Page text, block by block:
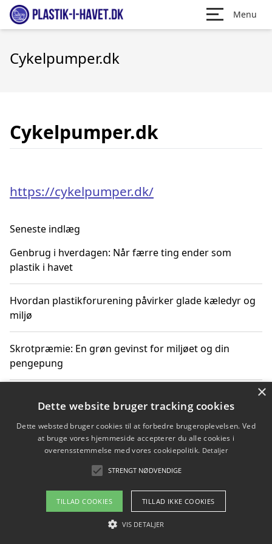
Menu
Cykelpumper.dk
Cykelpumper.dk
https://cykelpumper.dk/
Seneste indlæg
Genbrug i hverdagen: Når færre ting ender som
plastik i havet
Hvordan plastikforurening påvirker glade kæledyr og
miljø
Skrotpræmie: En grøn gevinst for miljøet og din
pengepung
Hvordan blåfade med rist kan hjælpe med at reducere
plastik i havet
Spil kasinospil på et troværdigt online casino: Din
guide til sikker og sjov underholdning
Copyright 2026 - Pilanto Aps
Om / kontakt
×
Dette website bruger tracking cookies
Dette websted bruger cookies til at forbedre brugeroplevelsen. Ved
at bruge vores hjemmeside accepterer du alle cookies i
overensstemmelse med vores cookiepolitik. Detaljer
STRENGT NØDVENDIGE
TILLAD COOKIES TILLAD IKKE COOKIES
VIS DETALJER